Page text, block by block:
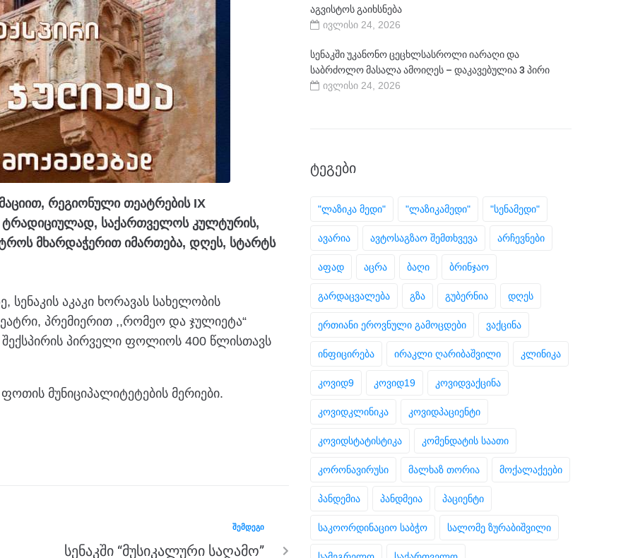
რეგიონული თეატრების IX
საქართველოს კულტურის,
მხარდაჭერით იმართება, დღეს, სტარტს
სენაკის აკაკი ხორავას სახელობის
პრემიერით ,,რომეო და ჯულიეტა“
პირველი ფოლიოს 400 წლისთავს
მუნიციპალიტეტების მერიები.
ᲨᲔᲛᲓᲔᲒᲘ
სენაკში “მუსიკალური საღამო”
აგვისტოს გაიხსნება
ივლისი 24, 2026
სენაკში უკანონო ცეცხლსასროლი იარაღი და
საბრძოლო მასალა ამოიღეს – დაკავებულია 3 პირი
ივლისი 24, 2026
ᲢᲔᲒᲔᲑᲘ
"ლაზიკა მედი" "ლაზიკამედი" "სენამედი"
ავარია ავტოსაგზაო შემთხვევა არჩევნები
აფად აცრა ბაღი ბრინჯაო
გარდაცვალება გზა გუბერნია დღეს
ერთიანი ეროვნული გამოცდები ვაქცინა
ინფიცირება ირაკლი ღარიბაშვილი კლინიკა
კოვიდ9 კოვიდ19 კოვიდვაქცინა
კოვიდკლინიკა კოვიდპაციენტი
კოვიდსტატისტიკა კომენდატის საათი
კორონავირუსი მალხაზ თორია მოქალაქეები
პანდემია პანდმეია პაციენტი
საკოორდინაციო საბჭო სალომე ზურაბიშვილი